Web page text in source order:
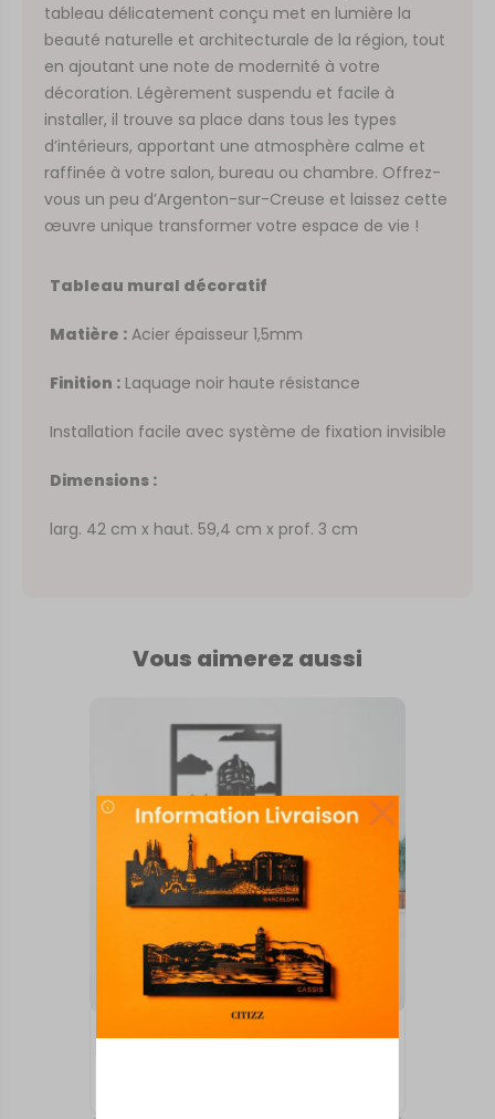
tableau délicatement conçu met en lumière la
beauté naturelle et architecturale de la région, tout
en ajoutant une note de modernité à votre
décoration. Légèrement suspendu et facile à
installer, il trouve sa place dans tous les types
d’intérieurs, apportant une atmosphère calme et
raffinée à votre salon, bureau ou chambre. Offrez-
vous un peu d’Argenton-sur-Creuse et laissez cette
œuvre unique transformer votre espace de vie !
Tableau mural décoratif
Matière :Acier épaisseur 1,5mm
Finition :Laquage noir haute résistance
Installation facile avec système de fixation invisible
Dimensions :
larg. 42 cm x haut. 59,4 cm x prof. 3 cm
Vous aimerez aussi
TABLEAUX MURAUX